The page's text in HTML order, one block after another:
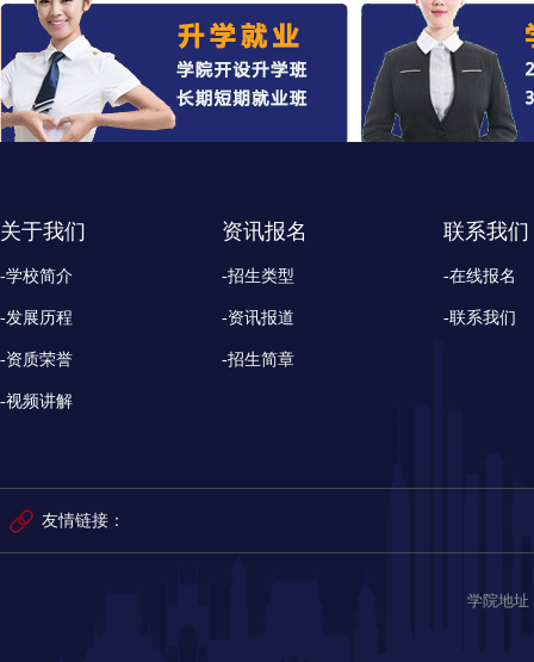
关于我们
-学校简介
-发展历程
-资质荣誉
-视频讲解
资讯报名
-招生类型
-资讯报道
-招生简章
联系我们
-在线报名
-联系我们
友情链接：
学院地址